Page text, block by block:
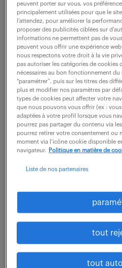
chimiques des Unités de
voir l'offre
ingénieur en
naval (f/h)
4 août 2026
La Montagne (44)
40 000 - 50 000 € / an
Vous rejoignez le site Naval
spécialisé dans la
de la conception au
service de conception
peuvent porter sur vous, vos
principalement utilisées pour que le
l’attendez, pour améliorer la
proposer des publicités ciblées sur
informations ne permettent pas de
peuvent vous offrir une expérience
nous respectons votre droit à la vie
pas autoriser les catégories de cookies
nécessaires au bon fonctionnement
“paramétrer”, puis sur les titres des
plus et modifier nos paramètres par
types de cookies peut affecter votre
que nous pouvons vous offrir (ex :
adaptées à votre profil lorsque vous
pourrez pas partager du contenu via
pourrez retirer votre consentement ou
moment via l’icône cookie disponible
navigateur.
Politique en matière de
Liste de nos partenaires
tout
tout